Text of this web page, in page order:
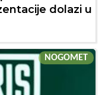
dolazi u
NOGOMET